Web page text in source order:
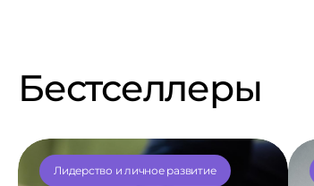
Бестселлеры
Лидерство и личное развитие